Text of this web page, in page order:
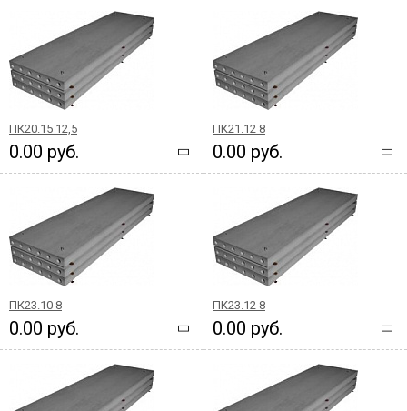
ПК20.15 12,5
0.00 руб.
ПК21.12 8
0.00 руб.
ПК23.10 8
0.00 руб.
ПК23.12 8
0.00 руб.